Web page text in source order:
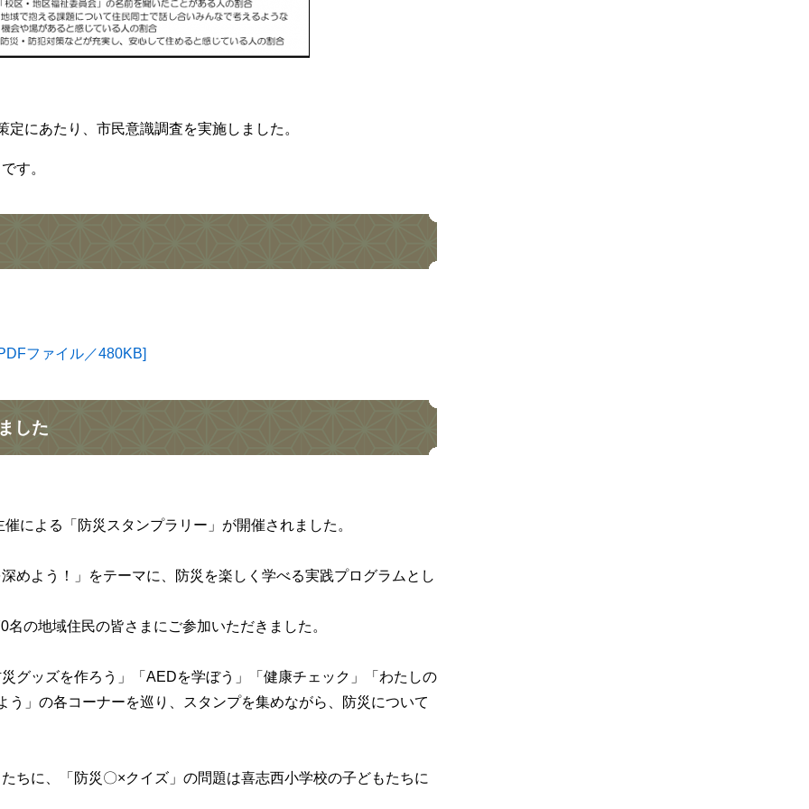
にあたり、市民意識調査を実施しました。
す。
ファイル／480KB]
した
による「防災スタンプラリー」が開催されました。
めよう！」をテーマに、防災を楽しく学べる実践プログラムとし
の地域住民の皆さまにご参加いただきました。
グッズを作ろう」「AEDを学ぼう」「健康チェック」「わたしの
」の各コーナーを巡り、スタンプを集めながら、防災について
ちに、「防災〇×クイズ」の問題は喜志西小学校の子どもたちに